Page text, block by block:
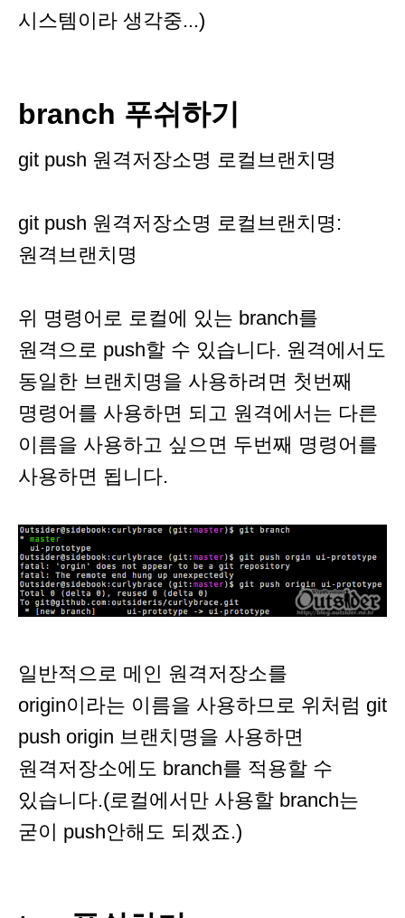
시스템이라 생각중...)
branch 푸쉬하기
git push 원격저장소명 로컬브랜치명
git push 원격저장소명 로컬브랜치명:
원격브랜치명
위 명령어로 로컬에 있는 branch를
원격으로 push할 수 있습니다. 원격에서도
동일한 브랜치명을 사용하려면 첫번째
명령어를 사용하면 되고 원격에서는 다른
이름을 사용하고 싶으면 두번째 명령어를
사용하면 됩니다.
일반적으로 메인 원격저장소를
origin이라는 이름을 사용하므로 위처럼 git
push origin 브랜치명을 사용하면
원격저장소에도 branch를 적용할 수
있습니다.(로컬에서만 사용할 branch는
굳이 push안해도 되겠죠.)